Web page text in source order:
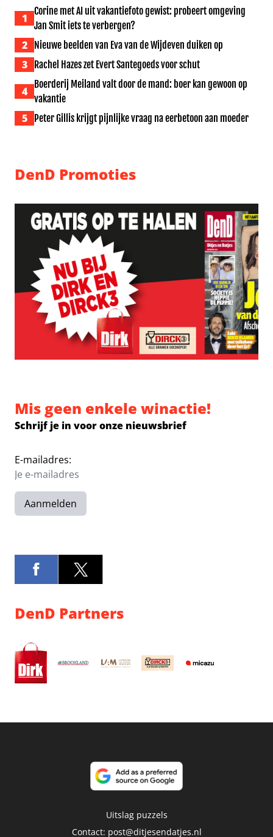
1
Corine met AI uit vakantiefoto gewist: probeert omgeving
Jan Smit iets te verbergen?
2 Nieuwe beelden van Eva van de Wijdeven duiken op
3 Rachel Hazes zet Evert Santegoeds voor schut
4
Boerderij Meiland valt door de mand: boer kan gewoon op
vakantie
5 Peter Gillis krijgt pijnlijke vraag na eerbetoon aan moeder
DenD Promoties
Mis geen enkele winactie!
Schrijf je in voor onze nieuwsbrief
E-mailadres:
Aanmelden
DenD Partners
Uitslag puzzels
Contact: post@ditjesendatjes.nl